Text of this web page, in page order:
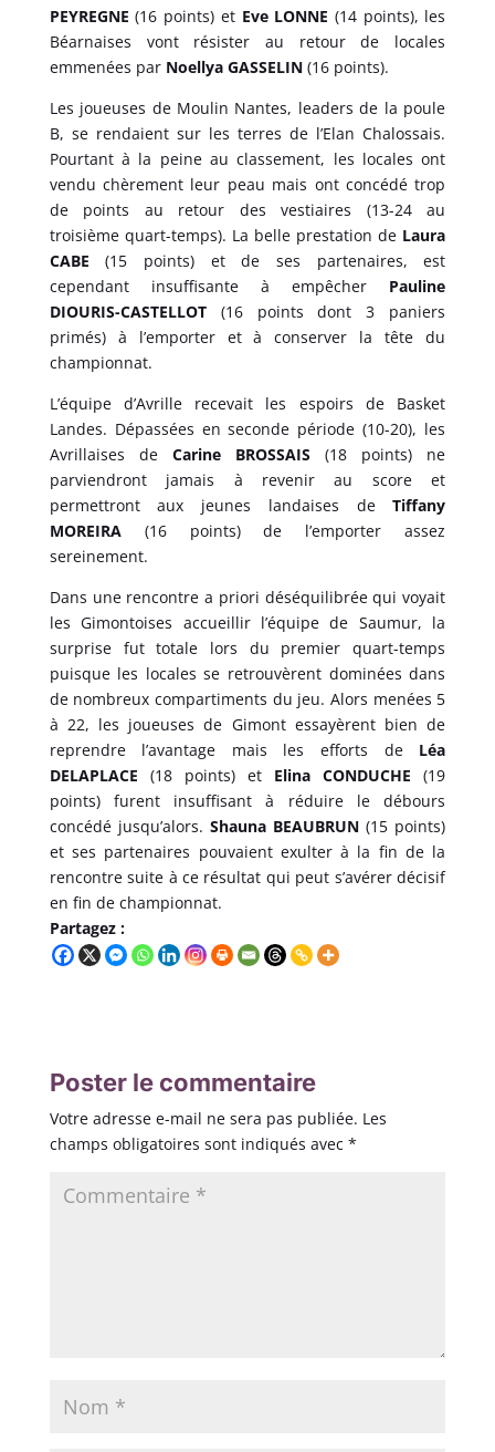
PEYREGNE (16 points) et Eve LONNE (14 points), les
Béarnaises vont résister au retour de locales
emmenées par Noellya GASSELIN(16 points).
Les joueuses de Moulin Nantes, leaders de la poule
B, se rendaient sur les terres de l’Elan Chalossais.
Pourtant à la peine au classement, les locales ont
vendu chèrement leur peau mais ont concédé trop
de points au retour des vestiaires (13-24 au
troisième quart-temps). La belle prestation de Laura
CABE (15 points) et de ses partenaires, est
cependant insuffisante à empêcher Pauline
DIOURIS-CASTELLOT(16 points dont 3 paniers
primés) à l’emporter et à conserver la tête du
championnat.
L’équipe d’Avrille recevait les espoirs de Basket
Landes. Dépassées en seconde période (10-20), les
Avrillaises de Carine BROSSAIS (18 points) ne
parviendront jamais à revenir au score et
permettront aux jeunes landaises deTiffany
MOREIRA(16 points) de l’emporter assez
sereinement.
Dans une rencontre a priori déséquilibrée qui voyait
les Gimontoises accueillir l’équipe de Saumur, la
surprise fut totale lors du premier quart-temps
puisque les locales se retrouvèrent dominées dans
de nombreux compartiments du jeu. Alors menées 5
à 22, les joueuses de Gimont essayèrent bien de
reprendre l’avantage mais les efforts de Léa
DELAPLACE (18 points) et Elina CONDUCHE (19
points) furent insuffisant à réduire le débours
concédé jusqu’alors. Shauna BEAUBRUN (15 points)
et ses partenaires pouvaient exulter à la fin de la
rencontre suite à ce résultat qui peut s’avérer décisif
en fin de championnat.
Partagez :
Poster le commentaire
Votre adresse e-mail ne sera pas publiée. Les
champs obligatoires sont indiqués avec *